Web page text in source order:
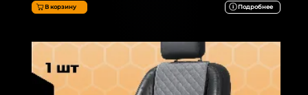
В корзину Подробнее